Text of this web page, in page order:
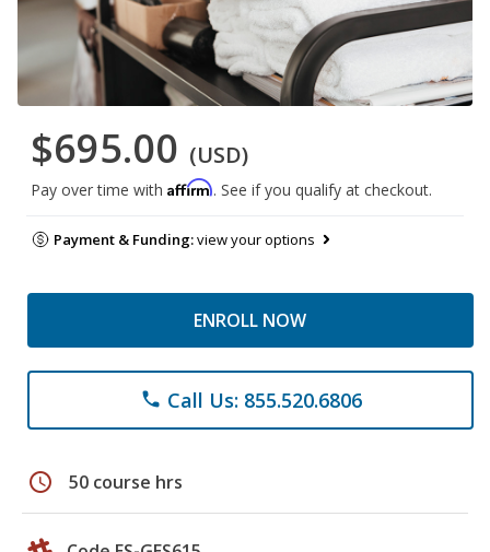
$695.00 (USD)
Pay over time with Affirm. See if you qualify at checkout.
Payment & Funding:view your options
ENROLL NOW
phone Call Us: 855.520.6806
schedule 50 course hrs